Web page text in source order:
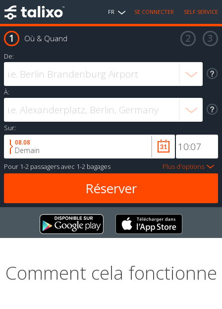
FR SE CONNECTER SELF SERVICE
Où & Quand
De:
À:
Sur:
08.08
Demain
Pour 1-2 passagersavec 1-2 bagages Plus d'options
Comment cela fonctionne